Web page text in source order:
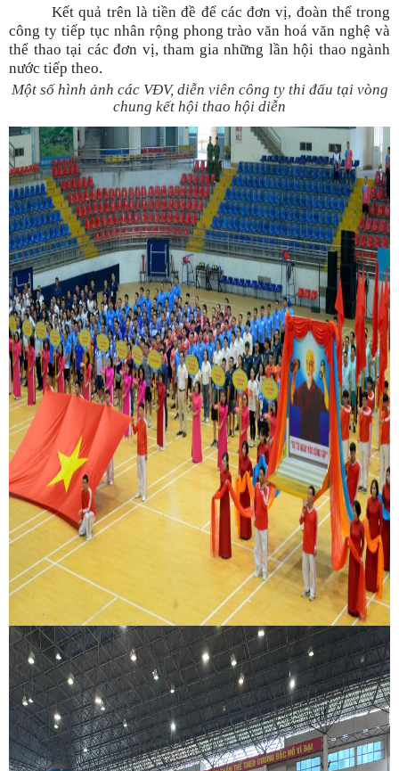
Kết quả trên là tiền đề để các đơn vị, đoàn thể trong
công ty tiếp tục nhân rộng phong trào văn hoá văn nghệ và
thể thao tại các đơn vị, tham gia những lần hội thao ngành
nước tiếp theo.
Một số hình ảnh các VĐV, diễn viên công ty thi đấu tại vòng
chung kết hội thao hội diễn